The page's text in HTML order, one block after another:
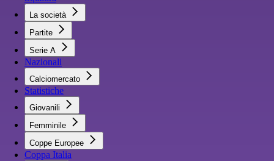
La società
Partite
Serie A
Nazionali
Calciomercato
Statistiche
Giovanili
Femminile
Coppe Europee
Coppa Italia